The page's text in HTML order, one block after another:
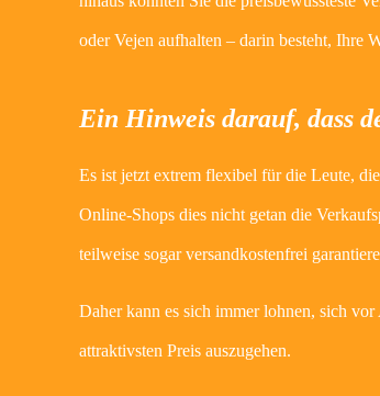
oder Vejen aufhalten – darin besteht, Ihre
Ein Hinweis darauf, dass
Es ist jetzt extrem flexibel für die Leute,
Online-Shops dies nicht getan die
teilweise sogar versandkostenfrei
Daher kann es sich immer lohnen, sich
attraktivsten Preis auszugehen.